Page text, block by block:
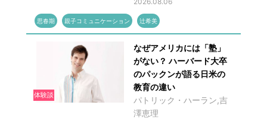
思春期 親子コミュニケーション 辻希美
体験談
なぜアメリカには「塾」
がない？ ハーバード大卒
のパックンが語る日米の
教育の違い
パトリック・ハーラン,吉
澤恵理